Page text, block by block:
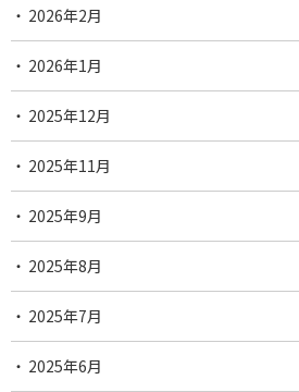
2026年2月
2026年1月
2025年12月
2025年11月
2025年9月
2025年8月
2025年7月
2025年6月